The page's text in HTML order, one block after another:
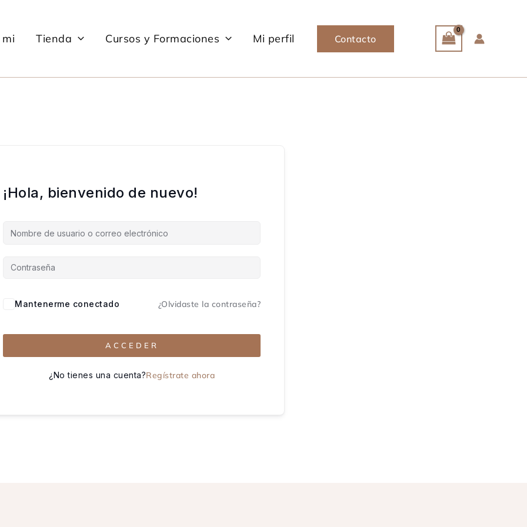
Tienda Cursos y Formaciones Mi perfil Contacto
¡Hola, bienvenido de nuevo!
Mantenerme conectado ¿Olvidaste la contraseña?
ACCEDER
¿No tienes una cuenta?Regístrate ahora